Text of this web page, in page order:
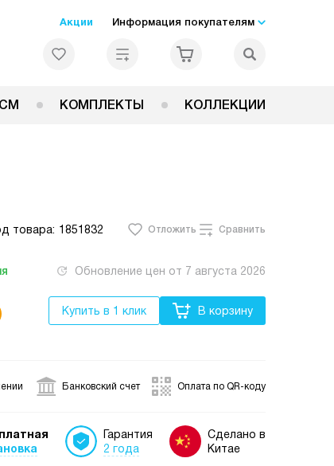
Акции Информация покупателям
КОМПЛЕКТЫ КОЛЛЕКЦИИ
товара: 1851832 Отложить Сравнить
Обновление цен от 7 августа 2026
Купить в 1 клик В корзину
Банковский счет Оплата по QR-коду
Гарантия
2 года
Сделано в
Китае